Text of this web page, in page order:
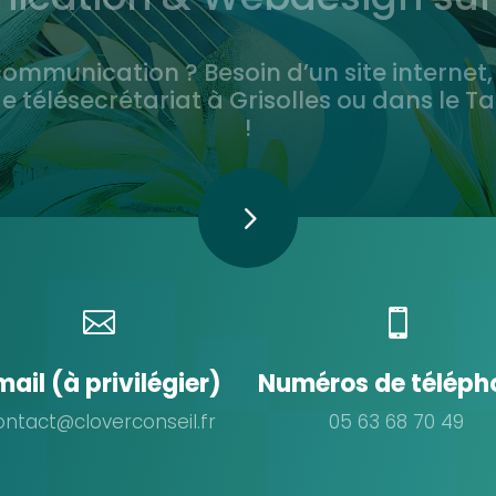
? Besoin d’un site
télésecrétariat à Grisolles ou dans le
!
5

(à privilégier)

Numéros de
05 63 68 70 49